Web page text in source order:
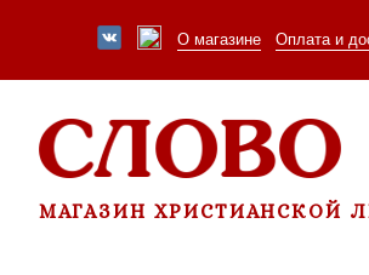
О магазине Оплата и
МАГАЗИН ХРИСТИАНСКОЙ